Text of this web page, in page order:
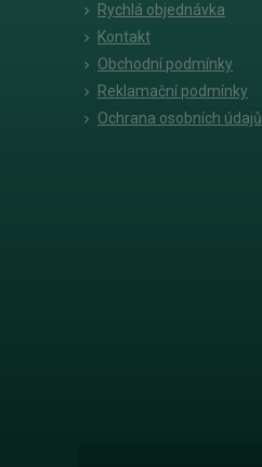
Rychlá objednávka
Kontakt
Obchodní podmínky
Reklamační podmínky
Ochrana osobních údajů